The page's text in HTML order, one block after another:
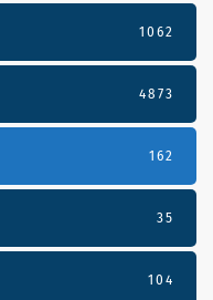
1062
4873
162
35
104